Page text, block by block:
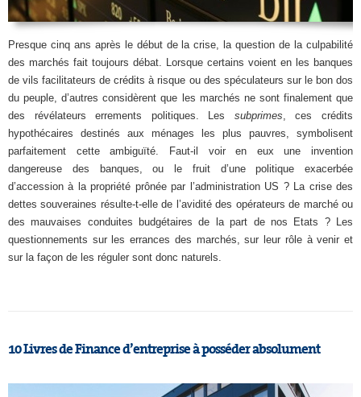
Presque cinq ans après le début de la crise, la question de la culpabilité
des marchés fait toujours débat. Lorsque certains voient en les banques
de vils facilitateurs de crédits à risque ou des spéculateurs sur le bon dos
du peuple, d’autres considèrent que les marchés ne sont finalement que
des révélateurs errements politiques. Les subprimes, ces crédits
hypothécaires destinés aux ménages les plus pauvres, symbolisent
parfaitement cette ambiguïté. Faut-il voir en eux une invention
dangereuse des banques, ou le fruit d’une politique exacerbée
d’accession à la propriété prônée par l’administration US ? La crise des
dettes souveraines résulte-t-elle de l’avidité des opérateurs de marché ou
des mauvaises conduites budgétaires de la part de nos Etats ? Les
questionnements sur les errances des marchés, sur leur rôle à venir et
sur la façon de les réguler sont donc naturels.
10 Livres de Finance d’entreprise à posséder absolument